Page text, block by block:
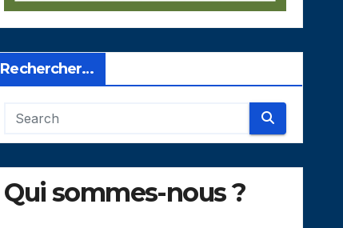
Rechercher…
Qui sommes-nous ?